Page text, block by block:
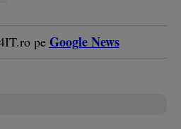
pe Google News